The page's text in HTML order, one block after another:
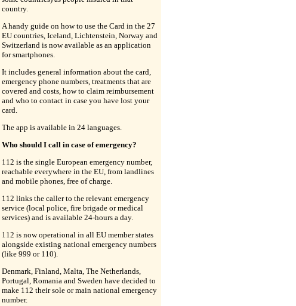
country.
A handy guide on how to use the Card in the 27
EU countries, Iceland, Lichtenstein, Norway and
Switzerland is now available as an application
for smartphones.
It includes general information about the card,
emergency phone numbers, treatments that are
covered and costs, how to claim reimbursement
and who to contact in case you have lost your
card.
The app is available in 24 languages.
Who should I call in case of emergency?
112 is the single European emergency number,
reachable everywhere in the EU, from landlines
and mobile phones, free of charge.
112 links the caller to the relevant emergency
service (local police, fire brigade or medical
services) and is available 24-hours a day.
112 is now operational in all EU member states
alongside existing national emergency numbers
(like 999 or 110).
Denmark, Finland, Malta, The Netherlands,
Portugal, Romania and Sweden have decided to
make 112 their sole or main national emergency
number.